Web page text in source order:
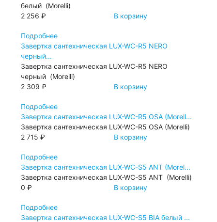
белый (Morelli)
2 256 ₽
В корзину
Подробнее
Завертка сантехническая LUX-WC-R5 NERO
черный...
Завертка сантехническая LUX-WC-R5 NERO
черный (Morelli)
2 309 ₽
В корзину
Подробнее
Завертка сантехническая LUX-WC-R5 OSA (Morell...
Завертка сантехническая LUX-WC-R5 OSA (Morelli)
2 715 ₽
В корзину
Подробнее
Завертка сантехническая LUX-WC-S5 ANT (Morel...
Завертка сантехническая LUX-WC-S5 ANT (Morelli)
0 ₽
В корзину
Подробнее
Завертка сантехническая LUX-WC-S5 BIA белый ...